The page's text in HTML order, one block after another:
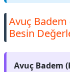
Avuç Badem
Besin
Avuç Badem